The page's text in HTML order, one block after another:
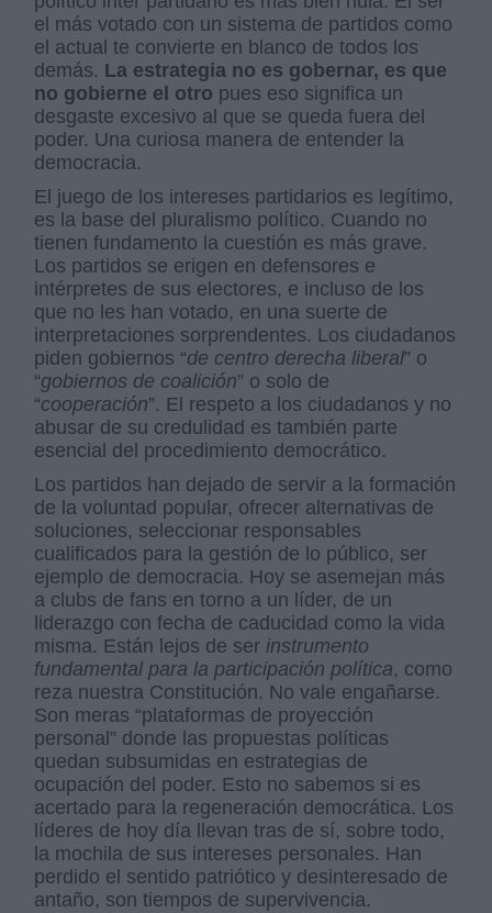
el más votado con un sistema de partidos como
el actual te convierte en blanco de todos los
demás. La estrategia no es gobernar, es que
no gobierne el otro pues eso significa un
desgaste excesivo al que se queda fuera del
poder. Una curiosa manera de entender la
democracia.
El juego de los intereses partidarios es legítimo,
es la base del pluralismo político. Cuando no
tienen fundamento la cuestión es más grave.
Los partidos se erigen en defensores e
intérpretes de sus electores, e incluso de los
que no les han votado, en una suerte de
interpretaciones sorprendentes. Los ciudadanos
piden gobiernos “de centro derecha liberal” o
“gobiernos de coalición” o solo de
“cooperación”. El respeto a los ciudadanos y no
abusar de su credulidad es también parte
esencial del procedimiento democrático.
Los partidos han dejado de servir a la formación
de la voluntad popular, ofrecer alternativas de
soluciones, seleccionar responsables
cualificados para la gestión de lo público, ser
ejemplo de democracia. Hoy se asemejan más
a clubs de fans en torno a un líder, de un
liderazgo con fecha de caducidad como la vida
misma. Están lejos de serinstrumento
fundamental para la participación política, como
reza nuestra Constitución. No vale engañarse.
Son meras “plataformas de proyección
personal” donde las propuestas políticas
quedan subsumidas en estrategias de
ocupación del poder. Esto no sabemos si es
acertado para la regeneración democrática. Los
líderes de hoy día llevan tras de sí, sobre todo,
la mochila de sus intereses personales. Han
perdido el sentido patriótico y desinteresado de
antaño, son tiempos de supervivencia.